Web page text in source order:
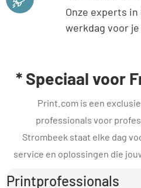
Onze experts
werkdag voor je
* Speciaal voor
Print.com is een
professionals voor
Strombeek staat elke dag
service en oplossingen die
Printprofessionals